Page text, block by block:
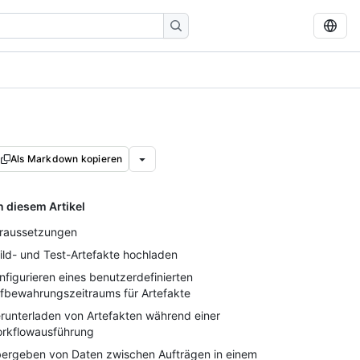
Als Markdown kopieren
diesem Artikel
und Test-Artefakte hochladen
eines benutzerdefinierten
für Artefakte
von Artefakten während einer
von Daten zwischen Aufträgen in einem